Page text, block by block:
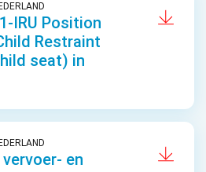
IRU Position
Restraint
seat) in
en